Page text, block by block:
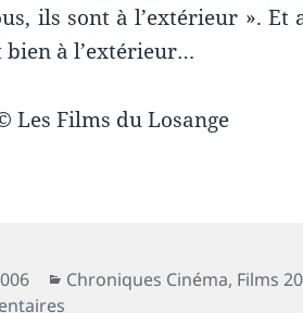
ils sont à l’extérieur ».
bien à l’extérieur…
Les Films du Losange
Catégories
Chroniques Cinéma, Films